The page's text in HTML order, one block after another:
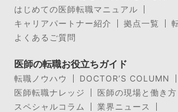
はじめての医師転職マニュアル
キャリアパートナー紹介
拠点一覧
よくあるご質問
医師の転職お役立ちガイド
転職ノウハウ
DOCTOR’S COLUMN
医師転職ナレッジ
医師の現場と働き方
スペシャルコラム
業界ニュース